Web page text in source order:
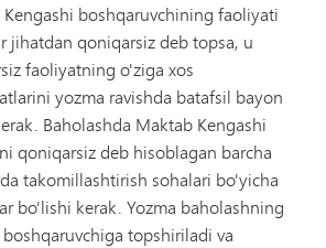
boshqaruvchining faoliyati
jihatdan qoniqarsiz deb topsa, u
faoliyatning o'ziga xos
yozma ravishda batafsil bayon
Baholashda Maktab Kengashi
qoniqarsiz deb hisoblagan barcha
takomillashtirish sohalari bo'yicha
bo'lishi kerak. Yozma baholashning
boshqaruvchiga topshiriladi va